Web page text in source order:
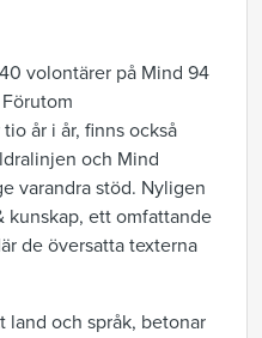
volontärer på Mind 94
år i år, finns också
och Mind
varandra stöd. Nyligen
kunskap, ett omfattande
de översatta texterna
land och språk, betonar